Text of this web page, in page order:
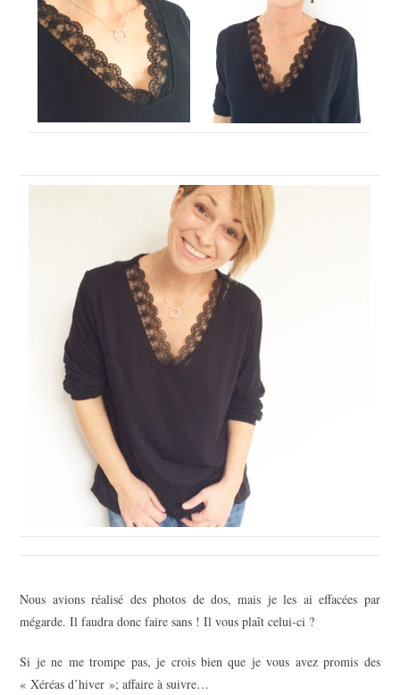
Nous avions réalisé des photos de dos, mais je les ai effacées par
mégarde. Il faudra donc faire sans ! Il vous plaît celui-ci ?
Si je ne me trompe pas, je crois bien que je vous avez promis des
« Xéréas d’hiver »; affaire à suivre…